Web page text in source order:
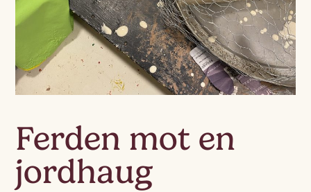
Ferden mot en
jordhaug